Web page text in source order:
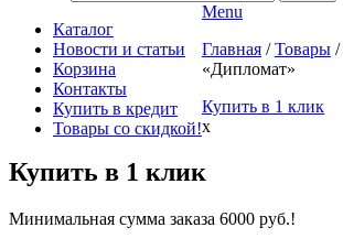
Каталог
Новости и статьи
Корзина
Контакты
Купить в кредит
Товары со скидкой!
Menu
Главная / Товары /
«Дипломат»
Купить в 1 клик
x
Купить в 1 клик
Минимальная сумма заказа 6000 руб.!